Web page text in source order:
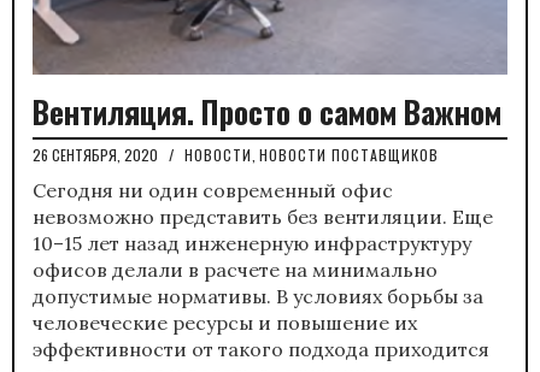
Вентиляция. Просто о самом Важном
26 СЕНТЯБРЯ, 2020 / НОВОСТИ НОВОСТИ ПОСТАВЩИКОВ
Сегодня ни один современный офис
невозможно представить без вентиляции. Еще
10–15 лет назад инженерную инфраструктуру
офисов делали в расчете на минимально
допустимые нормативы. В условиях борьбы за
человеческие ресурсы и повышение их
эффективности от такого подхода приходится